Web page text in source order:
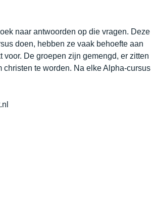
naar antwoorden op die vragen. Deze
doen, hebben ze vaak behoefte aan
De groepen zijn gemengd, er zitten
christen te worden. Na elke Alpha-cursus